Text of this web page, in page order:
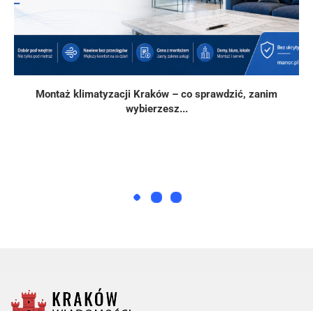
Montaż klimatyzacji Kraków – co sprawdzić, zanim
wybierzesz...